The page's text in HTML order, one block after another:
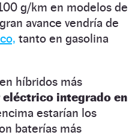
g/km en modelos de
avance vendría de
tanto en gasolina
híbridos más
integrado en
estarían los
baterías más